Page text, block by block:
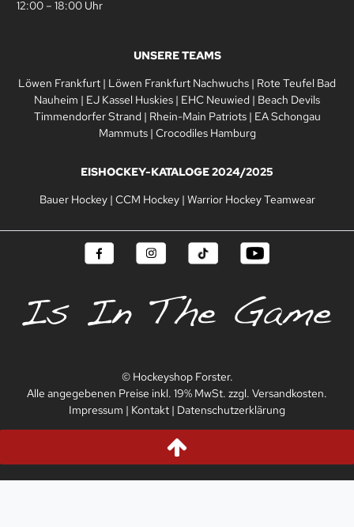
12:00 – 18:00 Uhr
UNSERE TEAMS
Löwen Frankfurt | Löwen Frankfurt Nachwuchs | Rote Teufel Bad
Nauheim | EJ Kassel Huskies | EHC Neuwied | Beach Devils
Timmendorfer Strand | Rhein-Main Patriots| EA Schongau
Mammuts| Crocodiles Hamburg
EISHOCKEY-KATALOGE 2024/2025
Bauer Hockey| CCM Hockey| Warrior Hockey Teamwear
© Hockeyshop Forster.
Alle angegebenen Preise inkl. 19% MwSt. zzgl. Versandkosten.
Impressum | Kontakt | Datenschutzerklärung